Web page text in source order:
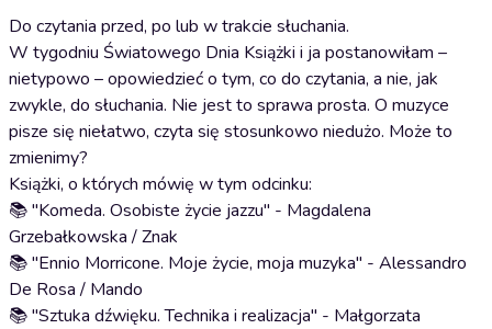
Do czytania przed, po lub w trakcie słuchania.
W tygodniu Światowego Dnia Książki i ja postanowiłam –
nietypowo – opowiedzieć o tym, co do czytania, a nie, jak
zwykle, do słuchania. Nie jest to sprawa prosta. O muzyce
pisze się niełatwo, czyta się stosunkowo niedużo. Może to
zmienimy?
Książki, o których mówię w tym odcinku:
📚 "Komeda. Osobiste życie jazzu" - Magdalena
Grzebałkowska / Znak
📚 "Ennio Morricone. Moje życie, moja muzyka" - Alessandro
De Rosa / Mando
📚 "Sztuka dźwięku. Technika i realizacja" - Małgorzata